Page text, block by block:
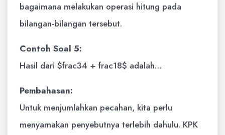
bagaimana melakukan operasi hitung pada
bilangan-bilangan tersebut.
Contoh Soal 5:
Hasil dari $frac34 + frac18$ adalah…
Pembahasan:
Untuk menjumlahkan pecahan, kita perlu
menyamakan penyebutnya terlebih dahulu. KPK